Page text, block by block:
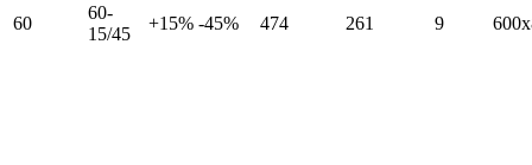
60
60-
15/45
+15% -45% 474 261 9